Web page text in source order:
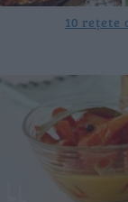
10 rețete